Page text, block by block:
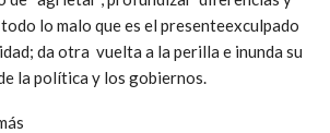
lo malo que es el presenteexculpado
da otra vuelta a la perilla e inunda su
la política y los gobiernos.